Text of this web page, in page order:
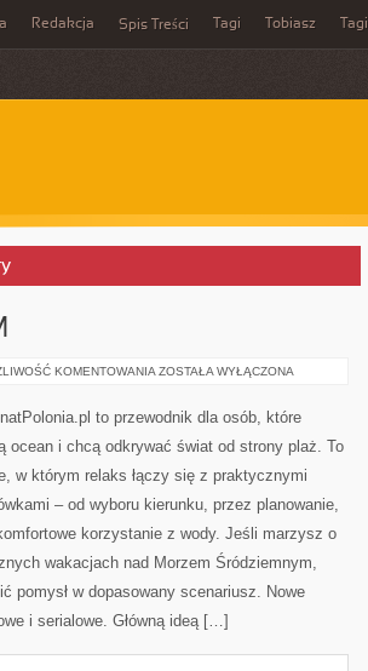
Redakcja Spis Treści Tagi Tobiasz Tagi
KOMENTOWANIA PLAŻE
ZOSTAŁA WYŁĄCZONA
to przewodnik dla osób, które
ocean i chcą odkrywać świat od strony plaż. To
w którym relaks łączy się z praktycznymi
– od wyboru kierunku, przez planowanie,
korzystanie z wody. Jeśli marzysz o
wakacjach nad Morzem Śródziemnym,
pomysł w dopasowany scenariusz. Nowe
i serialowe. Główną ideą […]